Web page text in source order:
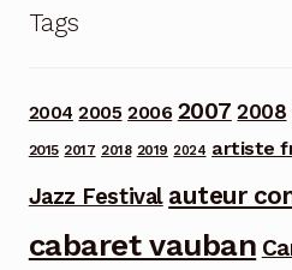
Tags
2004 2005 2006 2007 2008
2015 2017 2018 2019 2024 artiste
Jazz Festival auteur
cabaret vauban